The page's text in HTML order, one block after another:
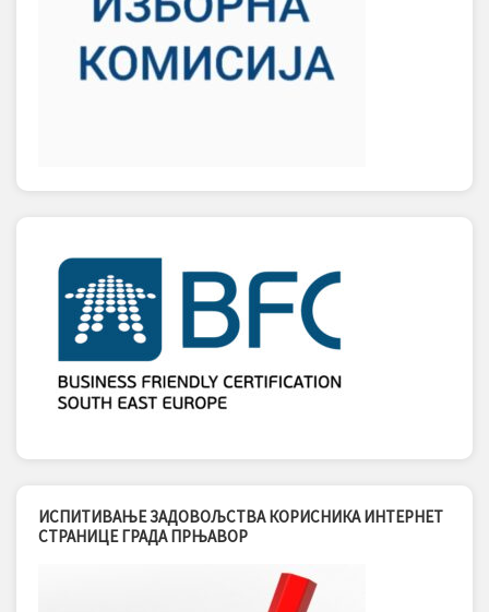
ИСПИТИВАЊЕ ЗАДОВОЉСТВА КОРИСНИКА ИНТЕРНЕТ
СТРАНИЦЕ ГРАДА ПРЊАВОР